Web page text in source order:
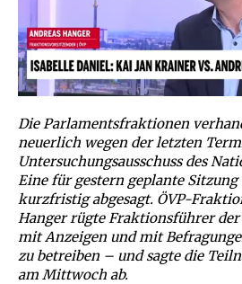
Die Parlamentsfraktionen
neuerlich wegen der letzten
Untersuchungsausschuss des
Eine für gestern geplante Sitzung
kurzfristig abgesagt. ÖVP-
Hanger rügte Fraktionsführer der
mit Anzeigen und mit
zu betreiben – und sagte die
am Mittwoch ab.